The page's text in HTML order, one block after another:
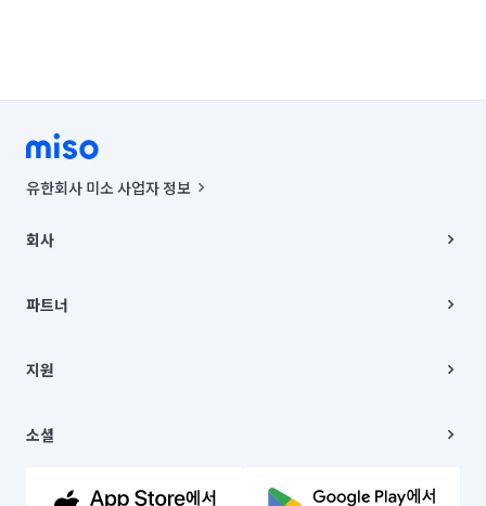
유한회사 미소 사업자 정보
00019 |
주소 | 본사: 서울특별시 종로구 율곡로 6(중학동, 트윈트리빌딩) B동 5층
컨택센터 : 서울특별시 종로구 수송동 율곡로 24, 7층, 8층 미소
상품, 상품정보, 거래에 관한 의무와 책임은 거래당사자에게 있습니다.
언론 보도 관련 문의:
© 유한회사 미소. Miso, Inc. All Rights Reserved.
회사
채용
파트너
이사
지원
이용약관
문의하기
소셜
유튜브